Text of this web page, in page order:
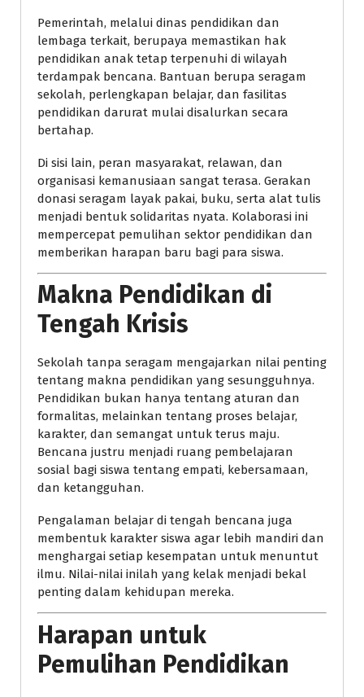
Pemerintah, melalui dinas pendidikan dan
lembaga terkait, berupaya memastikan hak
pendidikan anak tetap terpenuhi di wilayah
terdampak bencana. Bantuan berupa seragam
sekolah, perlengkapan belajar, dan fasilitas
pendidikan darurat mulai disalurkan secara
bertahap.
Di sisi lain, peran masyarakat, relawan, dan
organisasi kemanusiaan sangat terasa. Gerakan
donasi seragam layak pakai, buku, serta alat tulis
menjadi bentuk solidaritas nyata. Kolaborasi ini
mempercepat pemulihan sektor pendidikan dan
memberikan harapan baru bagi para siswa.
Makna Pendidikan di
Tengah Krisis
Sekolah tanpa seragam mengajarkan nilai penting
tentang makna pendidikan yang sesungguhnya.
Pendidikan bukan hanya tentang aturan dan
formalitas, melainkan tentang proses belajar,
karakter, dan semangat untuk terus maju.
Bencana justru menjadi ruang pembelajaran
sosial bagi siswa tentang empati, kebersamaan,
dan ketangguhan.
Pengalaman belajar di tengah bencana juga
membentuk karakter siswa agar lebih mandiri dan
menghargai setiap kesempatan untuk menuntut
ilmu. Nilai-nilai inilah yang kelak menjadi bekal
penting dalam kehidupan mereka.
Harapan untuk
Pemulihan Pendidikan